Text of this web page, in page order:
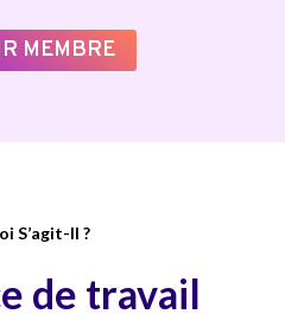
MEMBRE
S’agit-Il ?
de travail